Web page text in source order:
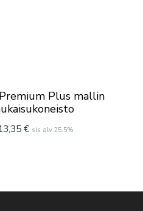
Plus mallin
€ sis alv 25.5%